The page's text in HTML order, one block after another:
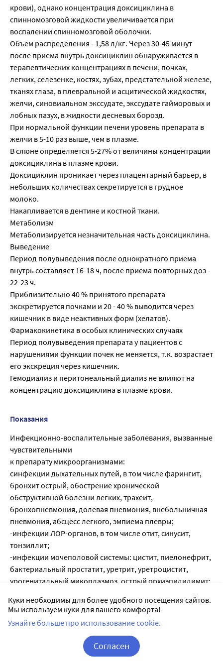
крови), однако концентрация доксициклина в
спинномозговой жидкости увеличивается при
воспалении спинномозговой оболочки.
Объем распределения - 1,58 л/кг. Через 30-45 минут
после приема внутрь доксициклин обнаруживается в
терапевтических концентрациях в печени, почках,
легких, селезенке, костях, зубах, предстательной железе,
тканях глаза, в плевральной и асцитической жидкостях,
желчи, синовиальном экссудате, экссудате гайморовых и
лобных пазух, в жидкости десневых борозд.
При нормальной функции печени уровень препарата в
желчи в 5-10 раз выше, чем в плазме.
В слюне определяется 5-27% от величины концентрации
доксициклина в плазме крови.
Доксициклин проникает через плацентарный барьер, в
небольших количествах секретируется в грудное
молоко.
Накапливается в дентине и костной ткани.
Метаболизм
Метаболизируется незначительная часть доксициклина.
Выведение
Период полувыведения после однократного приема
внутрь составляет 16-18 ч, после приема повторных доз -
22-23 ч.
Приблизительно 40 % принятого препарата
экскретируется почками и 20 - 40 % выводится через
кишечник в виде неактивных форм (хелатов).
Фармакокинетика в особых клинических случаях
Период полувыведения препарата у пациентов с
нарушениями функции почек не меняется, т.к. возрастает
его экскреция через кишечник.
Гемодиализ и перитонеальный диализ не влияют на
концентрацию доксициклина в плазме крови.
Показания
Инфекционно-воспалительные заболевания, вызванные
чувствительными
к препарату микроорганизмами:
синфекции дыхательных путей, в том числе фарингит,
бронхит острый, обострение хронической
обструктивной болезни легких, трахеит,
бронхопневмония, долевая пневмония, внебольничная
пневмония, абсцесс легкого, эмпиема плевры;
-инфекции ЛОР-органов, в том числе отит, синусит,
тонзиллит;
-инфекции мочеполовой системы: цистит, пиелонефрит,
бактериальный простатит, уретрит, уретроцистит,
урогенитальный микоплазмоз, острый орхиэпидидимит;
составе комбинированной терапии; в том числе
инфекции, передающиеся половым путем:
урогенитальный хламидиоз, сифилис у пациентов с
непереносимостью пенициллинов, неосложненная
гонорея (как альтернативная терапия), паховая
Куки необходимы для более удобного посещения сайтов.
Мы используем куки для вашего комфорта!
Узнайте больше про использование cookie.
Согласен